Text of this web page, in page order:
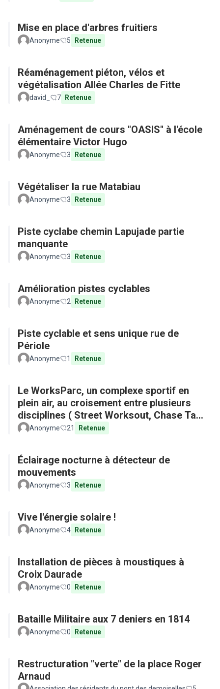
Mise en place d'arbres fruitiers
Anonyme 5 Retenue
Réaménagement piéton, vélos et
végétalisation Allée Charles de Fitte
david_ 7 Retenue
Aménagement de cours "OASIS" à l'école
élémentaire Victor Hugo
Anonyme 3 Retenue
Végétaliser la rue Matabiau
Anonyme 3 Retenue
Piste cyclabe chemin Lapujade partie
manquante
Anonyme 3 Retenue
Amélioration pistes cyclables
Anonyme 2 Retenue
Piste cyclable et sens unique rue de
Périole
Anonyme 1 Retenue
Le WorksParc, un complexe sportif en
plein air, au croisement entre plusieurs
disciplines ( Street Worksout, Chase Tag,
Parkour)
Anonyme 21 Retenue
Éclairage nocturne à détecteur de
mouvements
Anonyme 3 Retenue
Vive l'énergie solaire !
Anonyme 4 Retenue
Installation de pièces à moustiques à
Croix Daurade
Anonyme 0 Retenue
Bataille Militaire aux 7 deniers en 1814
Anonyme 0 Retenue
Restructuration "verte" de la place Roger
Arnaud